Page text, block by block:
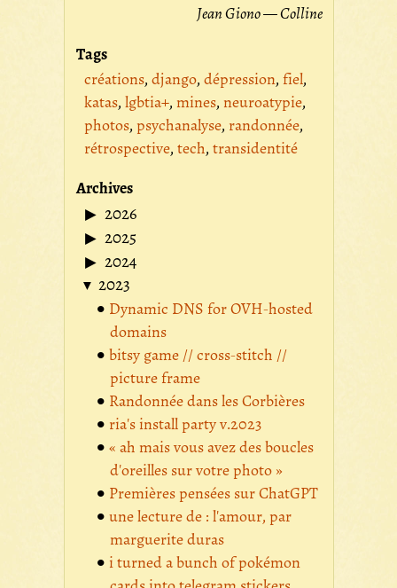
Jean Giono — Colline
Tags
créations django dépression fiel
katas lgbtia+ mines neuroatypie
photos psychanalyse randonnée
rétrospective tech transidentité
Archives
2026
2025
2024
2023
Dynamic DNS for OVH-hosted
domains
bitsy game // cross-stitch //
picture frame
Randonnée dans les Corbières
ria's install party v.2023
« ah mais vous avez des boucles
d'oreilles sur votre photo »
Premières pensées sur ChatGPT
une lecture de : l'amour, par
marguerite duras
i turned a bunch of pokémon